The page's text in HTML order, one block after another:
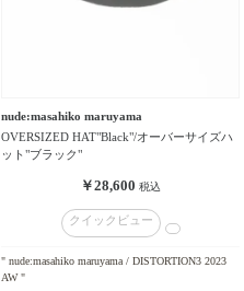
nude:masahiko maruyama
OVERSIZED HAT"Black"/オーバーサイズハ
ット"ブラック"
￥28,600 税込
クイックビュー
" nude:masahiko maruyama / DISTORTION3 2023
AW "